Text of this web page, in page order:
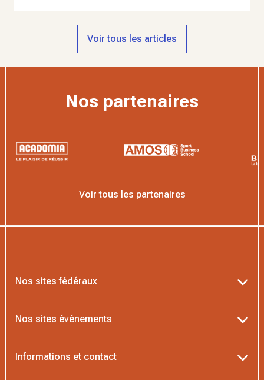
Voir tous les articles
Nos partenaires
Voir tous les partenaires
Nos sites fédéraux
Nos sites événements
Informations et contact